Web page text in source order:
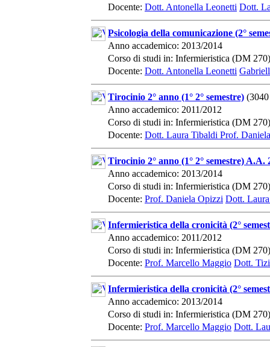
Docente: Dott. Antonella Leonetti Dott.
Psicologia della comunicazione (2°
Anno accademico: 2013/2014
Corso di studi in: Infermieristica (DM 270)
Docente: Dott. Antonella Leonetti
Tirocinio 2° anno (1° 2° semestre)
Anno accademico: 2011/2012
Corso di studi in: Infermieristica (DM 270)
Docente: Dott. Laura Tibaldi Prof.
Tirocinio 2° anno (1° 2° semestre) A.A.
Anno accademico: 2013/2014
Corso di studi in: Infermieristica (DM 270)
Docente: Prof. Daniela Opizzi Dott.
Infermieristica della cronicità (2°
Anno accademico: 2011/2012
Corso di studi in: Infermieristica (DM 270)
Docente: Prof. Marcello Maggio Dott.
Infermieristica della cronicità (2°
Anno accademico: 2013/2014
Corso di studi in: Infermieristica (DM 270)
Docente: Prof. Marcello Maggio Dott.